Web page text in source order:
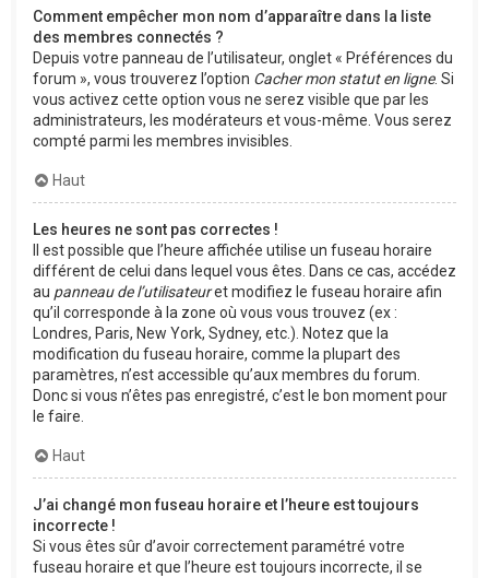
Comment empêcher mon nom d’apparaître dans la liste
des membres connectés ?
Depuis votre panneau de l’utilisateur, onglet « Préférences du
forum », vous trouverez l’option Cacher mon statut en ligne. Si
vous activez cette option vous ne serez visible que par les
administrateurs, les modérateurs et vous-même. Vous serez
compté parmi les membres invisibles.
Haut
Les heures ne sont pas correctes !
Il est possible que l’heure affichée utilise un fuseau horaire
différent de celui dans lequel vous êtes. Dans ce cas, accédez
au panneau de l’utilisateuret modifiez le fuseau horaire afin
qu’il corresponde à la zone où vous vous trouvez (ex :
Londres, Paris, New York, Sydney, etc.). Notez que la
modification du fuseau horaire, comme la plupart des
paramètres, n’est accessible qu’aux membres du forum.
Donc si vous n’êtes pas enregistré, c’est le bon moment pour
le faire.
Haut
J’ai changé mon fuseau horaire et l’heure est toujours
incorrecte !
Si vous êtes sûr d’avoir correctement paramétré votre
fuseau horaire et que l’heure est toujours incorrecte, il se